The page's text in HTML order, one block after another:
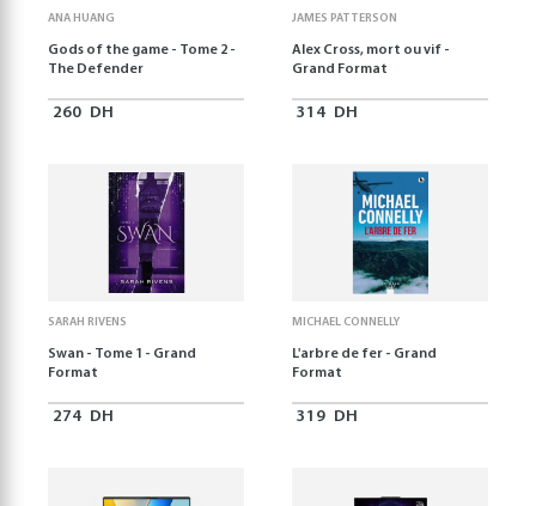
ANA HUANG
Gods of the game - Tome 2 -
The Defender
260 DH
JAMES PATTERSON
Alex Cross, mort ou vif -
Grand Format
314 DH
SARAH RIVENS
Swan - Tome 1 - Grand
Format
274 DH
MICHAEL CONNELLY
L'arbre de fer - Grand
Format
319 DH